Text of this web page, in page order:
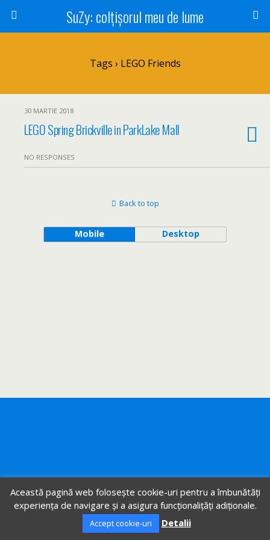
SuZy: colţişorul meu de lume
Tags › LEGO Friends
30 MARTIE 2018
LEGO Spring Brickville in ParkLake Mall
NO RESPONSES
Back to top
Mobile Desktop
Această pagină web folosește cookie-uri pentru a îmbunătăți
experiența de navigare și a asigura funcționalițăți adiționale.
Accept cookie-uri Detalii